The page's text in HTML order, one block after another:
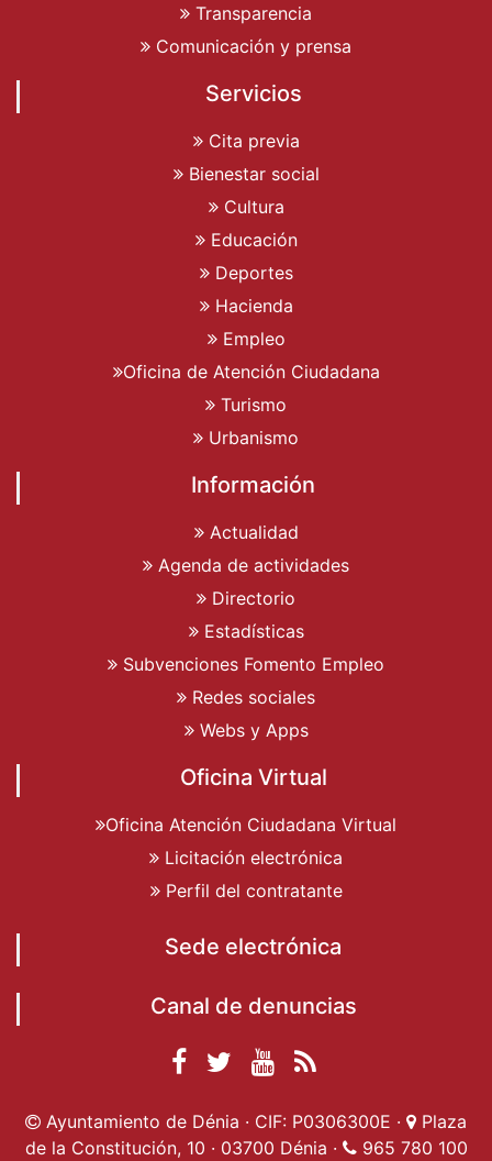
Transparencia
Comunicación y prensa
Servicios
Cita previa
Bienestar social
Cultura
Educación
Deportes
Hacienda
Empleo
Oficina de Atención Ciudadana
Turismo
Urbanismo
Información
Actualidad
Agenda de actividades
Directorio
Estadísticas
Subvenciones Fomento Empleo
Redes sociales
Webs y Apps
Oficina Virtual
Oficina Atención Ciudadana Virtual
Licitación electrónica
Perfil del contratante
Sede electrónica
Canal de denuncias
Facebook
Ayuntamiento de
Dénia
Ayuntamiento de
Dénia
Ayuntamiento
de Dénia
Actualidad
Ayuntamiento de Dénia · CIF: P0306300E ·
Plaza
de la Constitución, 10 · 03700 Dénia ·
965 780 100